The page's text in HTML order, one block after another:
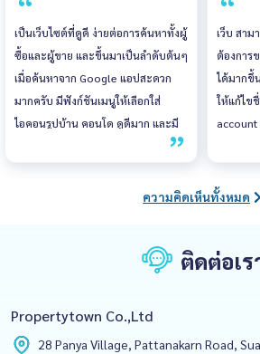
สะดวกเหมือนทำผ่านคอม
เป็นเว็บไซต์ที่ดูดี ง่ายต่อการค้นหาทั้งผู้
ซื้อและผู้ขาย และขึ้นมาเป็นลำดับต้นๆ
เมื่อค้นหาจาก Google แอปสะดวก
มากครับ มีฟังก์ชันเมนูให้เลือกใส่
ไอคอนรูปบ้าน คอนโด ดูดีมาก และมี
ข่าวสารต่างๆ เกี่ยวกับอสังหาริมทรัพย์
เว็บ สาม
ต้องการ
ได้มากขึ้
ให้แก้ไข
account
ความคิดเห็นทั้งหมด
ติดต่อเร
Propertytown Co.,Ltd
28 Panya Village, Pattanakarn Road,